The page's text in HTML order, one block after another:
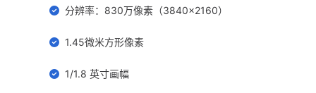
分辨率：830万像素（3840×2160）
1.45微米方形像素
1/1.8 英寸画幅